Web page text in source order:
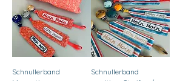
Schnullerband
Schnullerband